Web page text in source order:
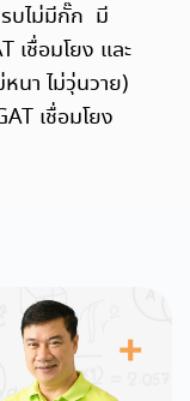
บไม่มีกั๊ก มี
เชื่อมโยง และ
นา ไม่วุ่นวาย)
เชื่อมโยง